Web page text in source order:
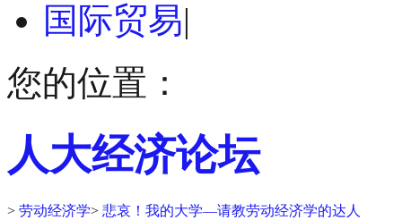
国际贸易|
您的位置：
人大经济论坛
> 劳动经济学> 悲哀！我的大学—请教劳动经济学的达人